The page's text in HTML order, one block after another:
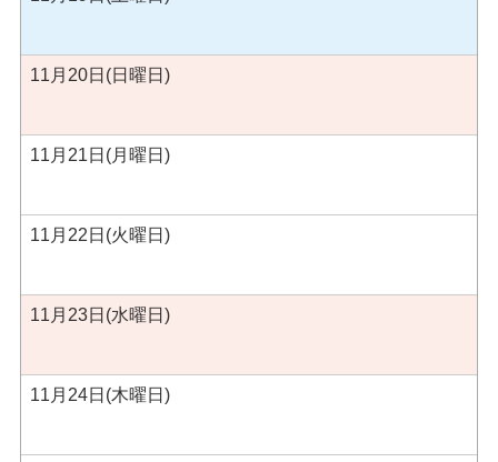
11月20日(日曜日)
11月21日(月曜日)
11月22日(火曜日)
11月23日(水曜日)
11月24日(木曜日)